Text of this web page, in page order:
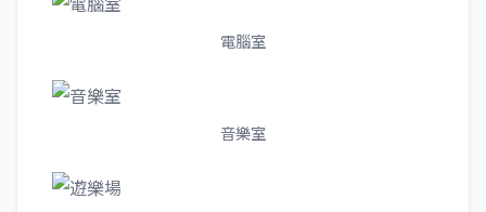
電腦室
音樂室